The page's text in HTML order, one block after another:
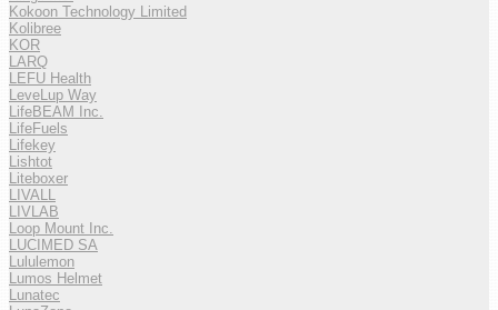
Kokoon Technology Limited
Kolibree
KOR
LARQ
LEFU Health
LeveLup Way
LifeBEAM Inc.
LifeFuels
Lifekey
Lishtot
Liteboxer
LIVALL
LIVLAB
Loop Mount Inc.
LUCIMED SA
Lululemon
Lumos Helmet
Lunatec